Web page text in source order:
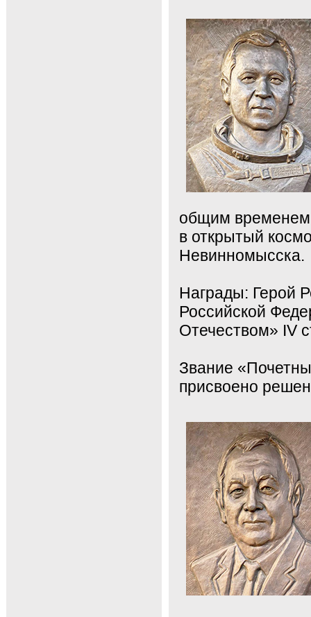
общим временем
в открытый
Невинномысска.
Награды: Герой
Российской
Отечеством» IV
Звание
присвоено